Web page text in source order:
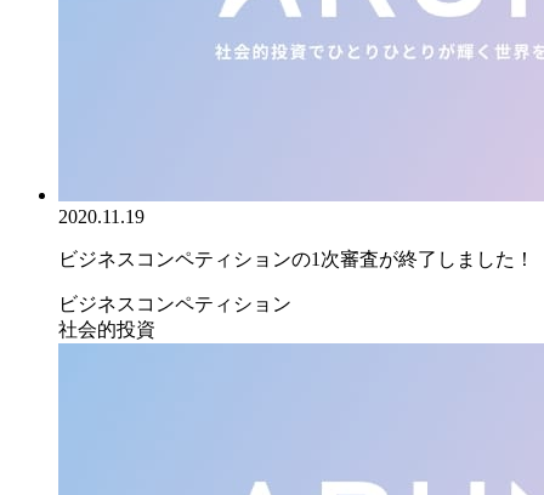
2020.11.19
ビジネスコンペティションの1次審査が終了しました！
ビジネスコンペティション
社会的投資